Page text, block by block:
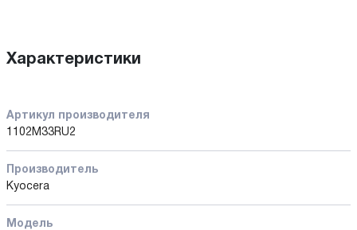
Характеристики
Артикул производителя
1102M33RU2
Производитель
Kyocera
Модель